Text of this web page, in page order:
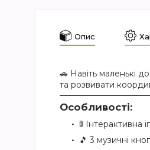
Опис
🚗 Навіть маленькі
та розвивати
Особливості:
🚦 Інтерактивна
🎵 3 музичні